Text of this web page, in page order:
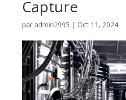
Capture
par admin2995 | Oct 11, 2024